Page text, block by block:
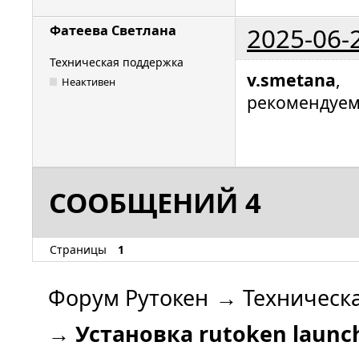
Control
to load
on lock
Фатеева Светлана 2025-06-
Техническая поддержка
Неактивен v.smetana,
СООБЩЕНИЙ 4
Страницы 1
Форум Рутокен →
→ Установка rutoken